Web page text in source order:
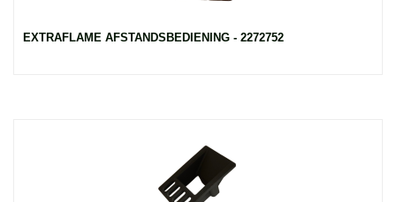
EXTRAFLAME AFSTANDSBEDIENING - 2272752